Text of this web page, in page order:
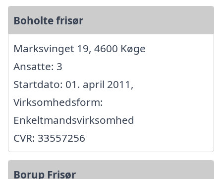
Boholte frisør
Marksvinget 19, 4600 Køge
Ansatte: 3
Startdato: 01. april 2011,
Virksomhedsform:
Enkeltmandsvirksomhed
CVR: 33557256
Borup Frisør